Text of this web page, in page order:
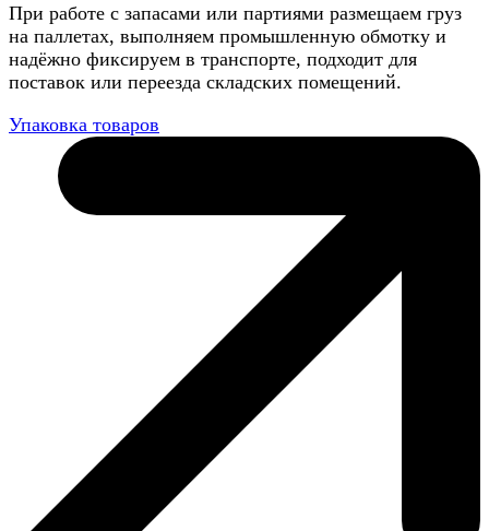
При работе с запасами или партиями размещаем груз
на паллетах, выполняем промышленную обмотку и
надёжно фиксируем в транспорте, подходит для
поставок или переезда складских помещений.
Упаковка товаров